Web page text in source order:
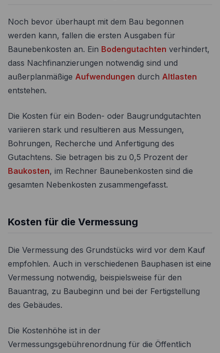
Noch bevor überhaupt mit dem Bau begonnen
werden kann, fallen die ersten Ausgaben für
Baunebenkosten an. Ein Bodengutachten verhindert,
dass Nachfinanzierungen notwendig sind und
außerplanmäßige Aufwendungen durch Altlasten
entstehen.
Die Kosten für ein Boden- oder Baugrundgutachten
variieren stark und resultieren aus Messungen,
Bohrungen, Recherche und Anfertigung des
Gutachtens. Sie betragen bis zu 0,5 Prozent der
Baukosten, im Rechner Baunebenkosten sind die
gesamten Nebenkosten zusammengefasst.
Kosten für die Vermessung
Die Vermessung des Grundstücks wird vor dem Kauf
empfohlen. Auch in verschiedenen Bauphasen ist eine
Vermessung notwendig, beispielsweise für den
Bauantrag, zu Baubeginn und bei der Fertigstellung
des Gebäudes.
Die Kostenhöhe ist in der
Vermessungsgebührenordnung für die Öffentlich